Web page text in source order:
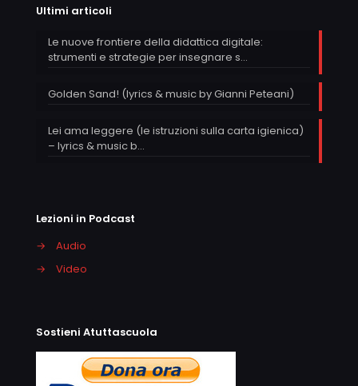
Ultimi articoli
Le nuove frontiere della didattica digitale:
strumenti e strategie per insegnare s…
Golden Sand! (lyrics & music by Gianni Peteani)
Lei ama leggere (le istruzioni sulla carta igienica)
– lyrics & music b…
Lezioni in Podcast
→
Audio
→
Video
Sostieni Atuttascuola